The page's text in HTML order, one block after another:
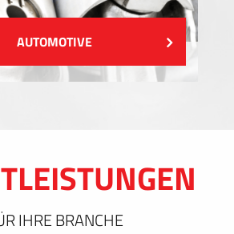
AUTOMOTIVE
IHRE BRANCHE